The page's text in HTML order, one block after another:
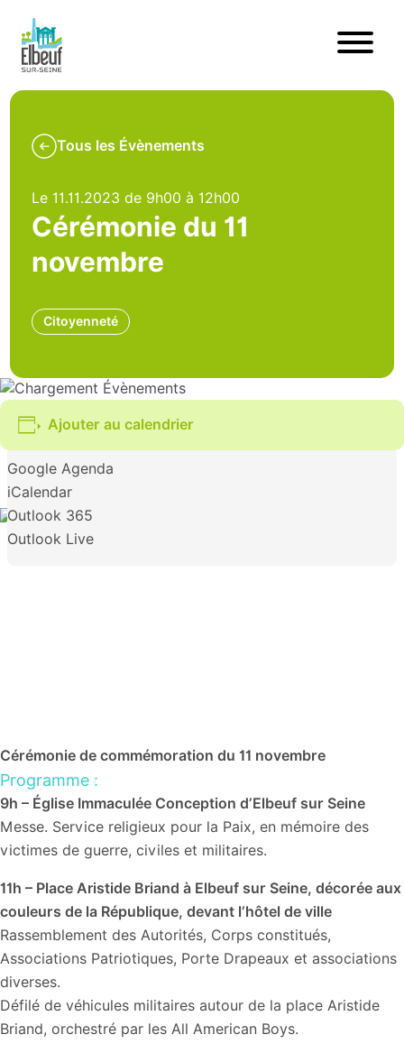
Tous les Évènements
Le 11.11.2023 de 9h00 à 12h00
Cérémonie du 11
novembre
Citoyenneté
Ajouter au calendrier
Google Agenda
iCalendar
Outlook 365
Outlook Live
Cérémonie de commémoration du 11 novembre
Programme :
9h – Église Immaculée Conception d’Elbeuf sur Seine
Messe. Service religieux pour la Paix, en mémoire des
victimes de guerre, civiles et militaires.
11h – Place Aristide Briand à Elbeuf sur Seine, décorée aux
couleurs de la République, devant l’hôtel de ville
Rassemblement des Autorités, Corps constitués,
Associations Patriotiques, Porte Drapeaux et associations
diverses.
Défilé de véhicules militaires autour de la place Aristide
Briand, orchestré par les All American Boys.